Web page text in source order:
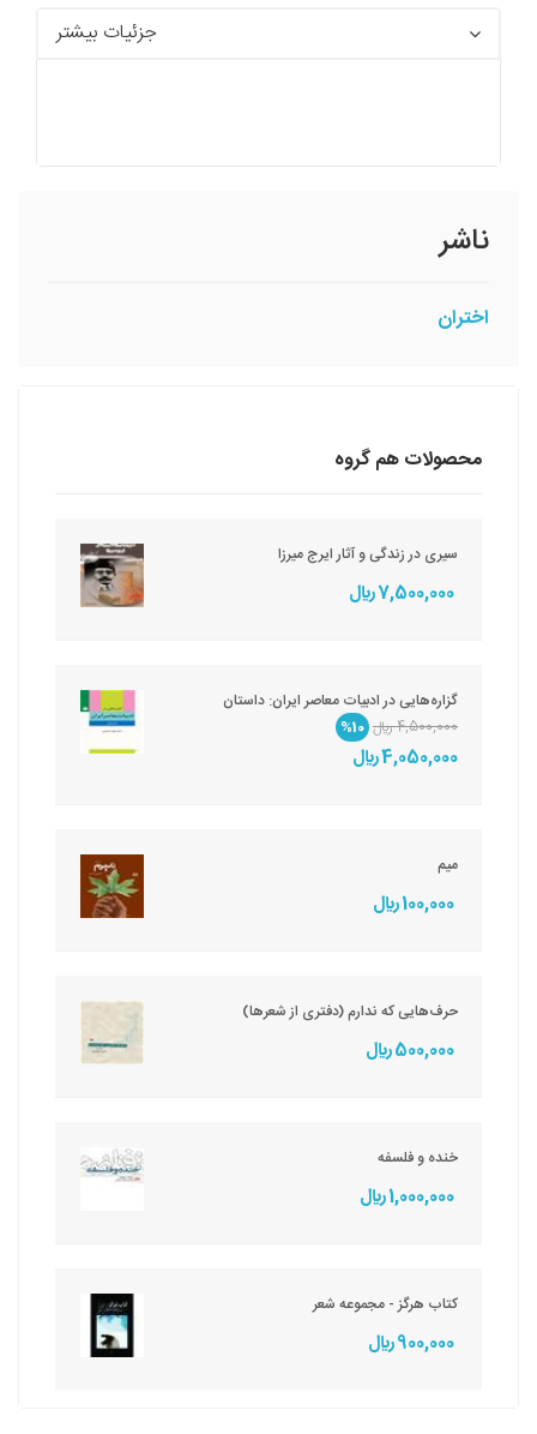
جزئیات بیشتر
ناشر
اختران
محصولات هم گروه
سیری در زندگی و آثار ایرج میرزا
7,500,000 ريال
گزاره‌هایی در ادبیات معاصر ایران: داستان
4,500,000 ريال
%10
4,050,000 ريال
میم
100,000 ريال
حرف‌هایی که ندارم (دفتری از شعرها)
500,000 ريال
خنده و فلسفه
1,000,000 ريال
کتاب هرگز - مجموعه شعر
900,000 ريال